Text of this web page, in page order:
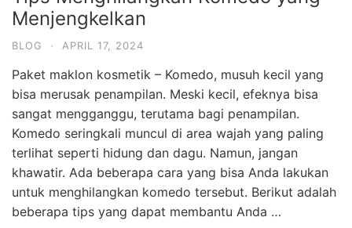
Menjengkelkan
BLOG · APRIL 17, 2024
Paket maklon kosmetik – Komedo, musuh kecil yang
bisa merusak penampilan. Meski kecil, efeknya bisa
sangat mengganggu, terutama bagi penampilan.
Komedo seringkali muncul di area wajah yang paling
terlihat seperti hidung dan dagu. Namun, jangan
khawatir. Ada beberapa cara yang bisa Anda lakukan
untuk menghilangkan komedo tersebut. Berikut adalah
beberapa tips yang dapat membantu Anda …